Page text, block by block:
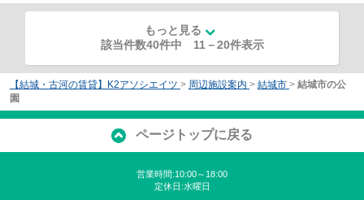
もっと見る
該当件数40件中 11 －20件表示
【結城・古河の賃貸】K2アソシエイツ > 周辺施設案内 > 結城市 > 結城市の公
園
ページトップに戻る
営業時間:10:00～18:00
定休日:水曜日